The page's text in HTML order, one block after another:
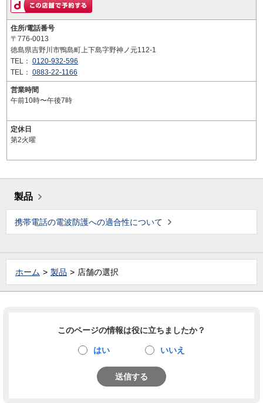
住所/電話番号
〒776-0013
徳島県吉野川市鴨島町上下島字野神ノ元112-1
TEL： 0120-932-596
TEL： 0883-22-1166
営業時間
午前10時〜午後7時
定休日
第2火曜
製品
携帯電話の電波防護への適合性について
ホーム 製品 店舗の選択
このページの情報は役に立ちましたか？
はい いいえ
送信する